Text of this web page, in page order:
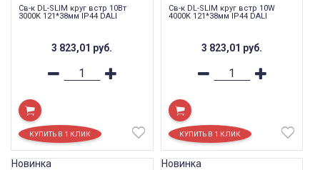
Св-к DL-SLIM круг встр 10Вт
3000K 121*38мм IP44 DALI
3 823,01 руб.
Св-к DL-SLIM круг встр 10W
4000K 121*38мм IP44 DALI
3 823,01 руб.
Новинка Новинка